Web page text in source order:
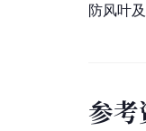
防风叶
参考